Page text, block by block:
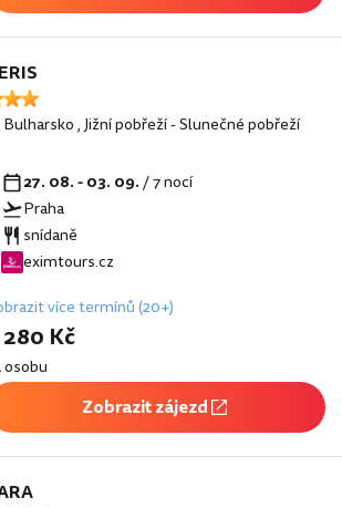
Bulharsko,Jižní pobřeží-Slunečné pobřeží
27. 08. - 03. 09./ 7 nocí
Praha
snídaně
eximtours.cz
více termínů (20+)
Kč
osobu
Zobrazit zájezd